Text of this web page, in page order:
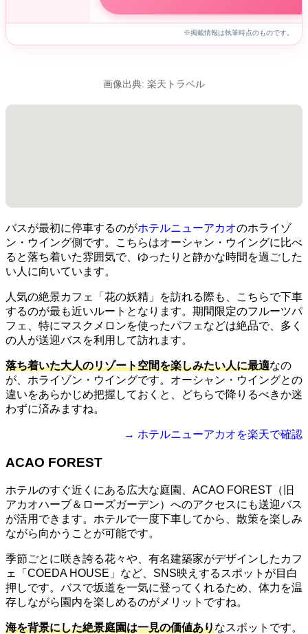
※掲載情報は執筆時点のものです。
画像出典: 楽天トラベル
バスが最初に停車するのがホテルニューアカオのホライゾ
ン・ウイング側です。こちらはオーシャン・ウイングに比べ
ると落ち着いた雰囲気で、ゆったりと静かな時間を過ごした
い人に向いています。
人気の絶景カフェ「花の妖精」を訪れる際も、こちらで下車
するのが最も近いルートとなります。期間限定のフルーツパ
フェ、特にマスクメロンを使ったパフェなどは絶品で、多く
の人が送迎バスを利用して訪れます。
落ち着いた大人のリゾート空間を楽しみたい人に最適なの
が、ホライゾン・ウイングです。オーシャン・ウイングとの
違いをあらかじめ把握しておくと、どちらで降りるべきか迷
わずに済みますね。
→ ホテルニューアカオを楽天で確認
ACAO FOREST
ホテルのすぐ近くにある広大な庭園、ACAO FOREST（旧
アカオハーブ＆ローズガーデン）へのアクセスにも送迎バス
が活用できます。ホテルで一度下車してから、散策を楽しみ
ながら向かうことが可能です。
季節ごとに咲き誇る花々や、有名建築家がデザインしたカフ
ェ「COEDA HOUSE」など、SNS映えするスポットが目白
押しです。バスで坂道を一気に登ってくれるため、体力を温
存しながら園内を楽しめるのがメリットですね。
海を背景にした絶景庭園は一見の価値ありなスポットです。